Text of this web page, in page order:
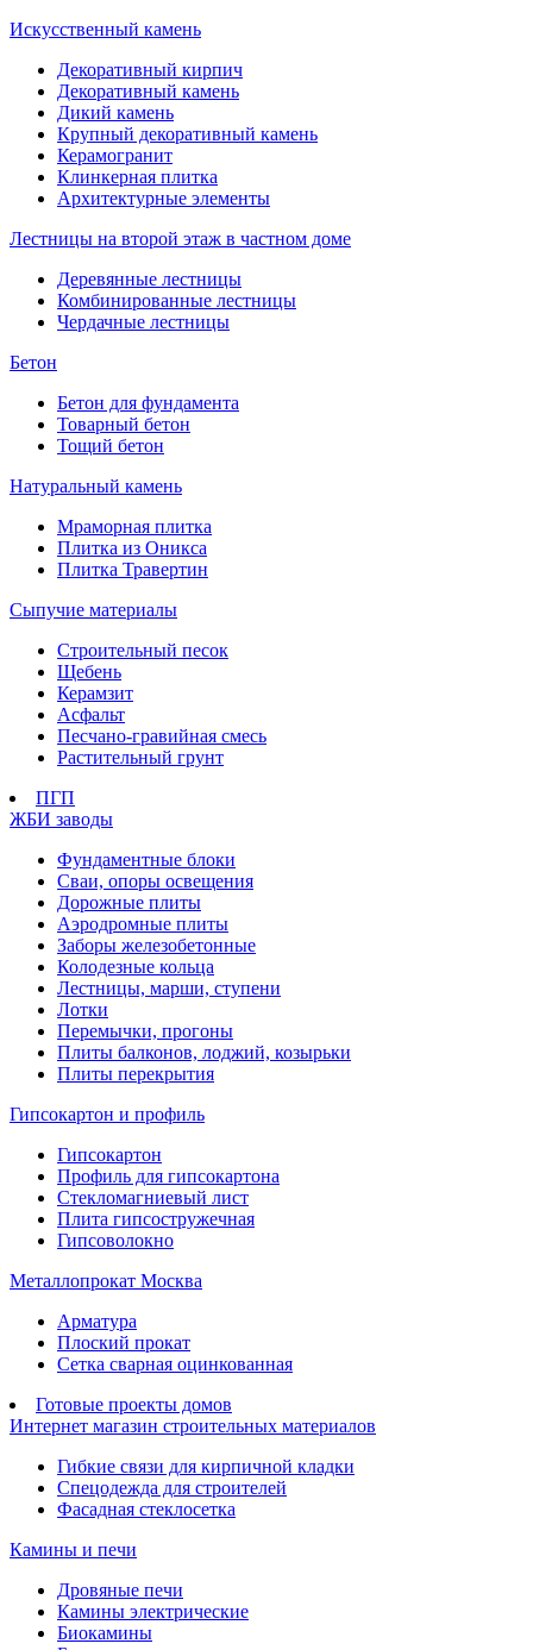
Искусственный камень
Декоративный кирпич
Декоративный камень
Дикий камень
Крупный декоративный камень
Керамогранит
Клинкерная плитка
Архитектурные элементы
Лестницы на второй этаж в частном доме
Деревянные лестницы
Комбинированные лестницы
Чердачные лестницы
Бетон
Бетон для фундамента
Товарный бетон
Тощий бетон
Натуральный камень
Мраморная плитка
Плитка из Оникса
Плитка Травертин
Сыпучие материалы
Строительный песок
Щебень
Керамзит
Асфальт
Песчано-гравийная смесь
Растительный грунт
ПГП
ЖБИ заводы
Фундаментные блоки
Сваи, опоры освещения
Дорожные плиты
Аэродромные плиты
Заборы железобетонные
Колодезные кольца
Лестницы, марши, ступени
Лотки
Перемычки, прогоны
Плиты балконов, лоджий, козырьки
Плиты перекрытия
Гипсокартон и профиль
Гипсокартон
Профиль для гипсокартона
Стекломагниевый лист
Плита гипсостружечная
Гипсоволокно
Металлопрокат Москва
Арматура
Плоский прокат
Сетка сварная оцинкованная
Готовые проекты домов
Интернет магазин строительных материалов
Гибкие связи для кирпичной кладки
Спецодежда для строителей
Фасадная стеклосетка
Камины и печи
Дровяные печи
Камины электрические
Биокамины